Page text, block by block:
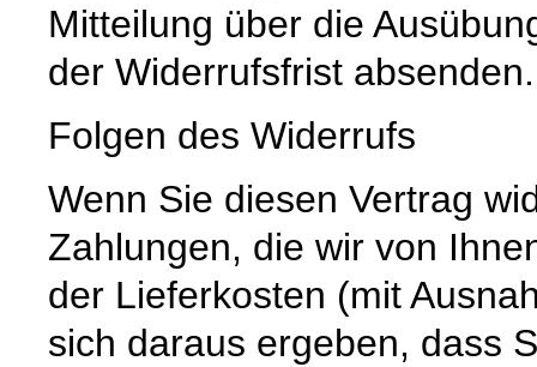
Mitteilung über die
der Widerrufsfrist absenden.
Folgen des Widerrufs
Wenn Sie diesen Vertrag
Zahlungen, die wir von
der Lieferkosten (mit
sich daraus ergeben, dass